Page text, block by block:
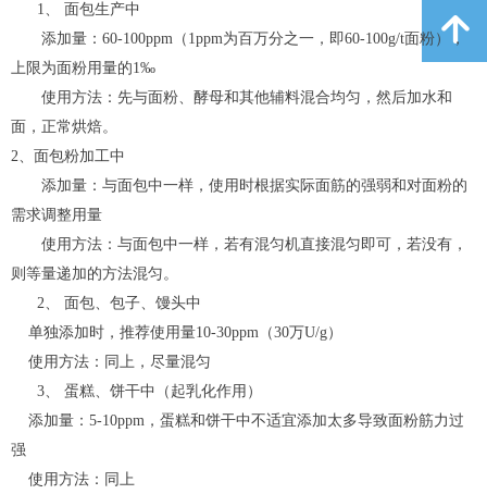
1、
面包生产中
添加量： 60-100ppm （ 1ppm为百万分之一，即60-100g/t面粉），
上限为面粉用量的1‰
使用方法：先与面粉、酵母和其他辅料混合均匀，然后加水和
面，正常烘焙。
2、面包粉加工中
添加量：与面包中一样，使用时根据实际面筋的强弱和对面粉的
需求调整用量
使用方法：与面包中一样，若有混匀机直接混匀即可，若没有，
则等量递加的方法混匀。
2、
面包、包子、馒头中
单独添加时，推荐使用量10-30ppm （30万U/g）
使用方法：同上，尽量混匀
3、
蛋糕、饼干中（起乳化作用）
添加量： 5-10ppm ，蛋糕和饼干中不适宜添加太多导致面粉筋力过
强
使用方法：同上
녕